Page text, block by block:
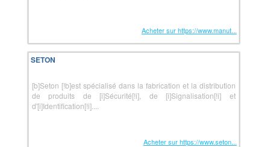
Acheter sur https://www.manut...
SETON
[b]Seton [!b]est spécialisé dans la fabrication et la distribution
de produits de [i]Sécurité[!i], de [i]Signalisation[!i] et
d'[i]Identification[!i]....
Acheter sur https://www.seton...